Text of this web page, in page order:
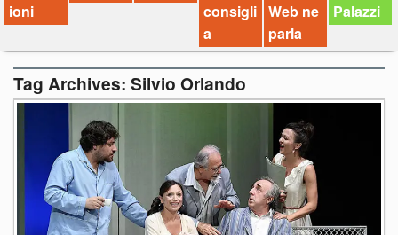
Chi siamo
Contatti
ioni
consigli
a
Web ne
parla
Palazzi
Tag Archives: Silvio Orlando